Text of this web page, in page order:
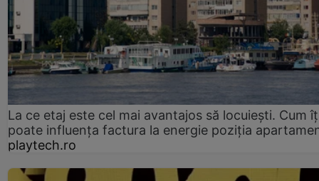
La ce etaj este cel mai avantajos să locuiești. Cum
poate influența factura la energie poziția
playtech.ro